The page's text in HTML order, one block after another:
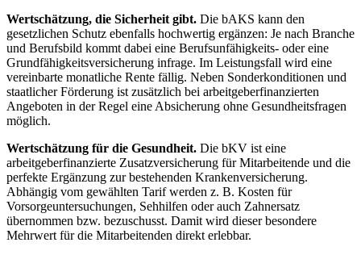
Wertschätzung, die Sicherheit gibt. Die bAKS kann den
gesetzlichen Schutz ebenfalls hochwertig ergänzen: Je nach Branche
und Berufsbild kommt dabei eine Berufsunfähigkeits- oder eine
Grundfähigkeitsversicherung infrage. Im Leistungsfall wird eine
vereinbarte monatliche Rente fällig. Neben Sonderkonditionen und
staatlicher Förderung ist zusätzlich bei arbeitgeberfinanzierten
Angeboten in der Regel eine Absicherung ohne Gesundheitsfragen
möglich.
Wertschätzung für die Gesundheit. Die bKV ist eine
arbeitgeberfinanzierte Zusatzversicherung für Mitarbeitende und die
perfekte Ergänzung zur bestehenden Krankenversicherung.
Abhängig vom gewählten Tarif werden z. B. Kosten für
Vorsorgeuntersuchungen, Sehhilfen oder auch Zahnersatz
übernommen bzw. bezuschusst. Damit wird dieser besondere
Mehrwert für die Mitarbeitenden direkt erlebbar.